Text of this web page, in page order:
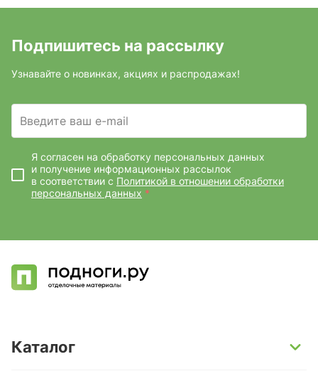
Подпишитесь на рассылку
Узнавайте о новинках, акциях и распродажах!
Введите ваш e-mail
Я согласен на обработку персональных данных
и получение информационных рассылок
в соответствии с Политикой в отношении обработки
персональных данных *
Каталог